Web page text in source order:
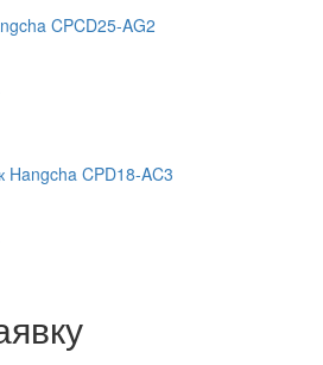
CPCD25-AG2
Hangcha CPD18-AC3